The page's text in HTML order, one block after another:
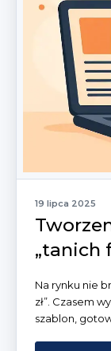
19 lipca 2025
„tanich
Na rynku nie
zł”. Czasem
szablon,